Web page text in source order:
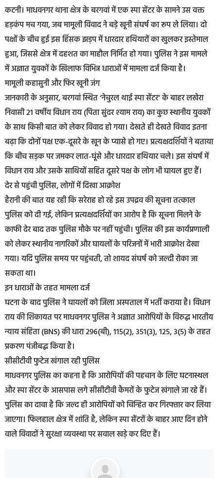
कटनी। माधवनगर थाना क्षेत्र के बरगवां में एक स्पा सेंटर के सामने उस वक्त
हड़कंप मच गया, जब मामूली विवाद ने बड़े खूनी संघर्ष का रूप ले लिया। दो
पक्षों के बीच हुई इस हिंसक झड़प में धारदार हथियारों का खुलकर इस्तेमाल
हुआ, जिससे क्षेत्र में दहशत का माहौल निर्मित हो गया। पुलिस ने इस मामले
में अज्ञात युवकों के खिलाफ विभिन्न धाराओं में मामला दर्ज किया है।
मामूली कहासुनी और फिर खूनी जंग
जानकारी के अनुसार, बरगवां स्थित ‘नेचुरल थाई स्पा सेंटर’ के बाहर लखेरा
निवासी 21 वर्षीय विधान राय (पिता सुंदर श्याम राय) का कुछ स्थानीय युवकों
के साथ किसी बात को लेकर विवाद हो गया। देखते ही देखते विवाद इतना
बढ़ा कि दोनों पक्ष एक-दूसरे के खून के प्यासे हो गए। प्रत्यक्षदर्शियों ने बताया
कि बीच सड़क पर जमकर लात-घूंसे और धारदार हथियार चले। इस संघर्ष में
विधान राय और उसके साथियों सहित दूसरे पक्ष के लोग भी घायल हुए हैं।
देर से पहुंची पुलिस, लोगों में दिखा आक्रोश
हैरानी की बात यह रही कि सरेराह हो रहे इस उपद्रव की सूचना तत्काल
पुलिस को दी गई, लेकिन प्रत्यक्षदर्शियों का आरोप है कि सूचना मिलने के
काफी देर बाद तक पुलिस मौके पर नहीं पहुंची। पुलिस की इस कार्यप्रणाली
को लेकर स्थानीय नागरिकों और घायलों के परिजनों में भारी आक्रोश देखा
गया। यदि पुलिस समय पर पहुंचती, तो शायद संघर्ष को जल्दी रोका जा
सकता था।
इन धाराओं के तहत मामला दर्ज
घटना के बाद पुलिस ने घायलों को जिला अस्पताल में भर्ती कराया है। विधान
राय की शिकायत पर माधवनगर पुलिस ने अज्ञात आरोपियों के विरुद्ध भारतीय
न्याय संहिता (BNS) की धारा 296(बी), 115(2), 351(3), 125, 3(5) के तहत
प्रकरण पंजीबद्ध किया है।
सीसीटीवी फुटेज खंगाल रही पुलिस
माधवनगर पुलिस का कहना है कि आरोपियों की पहचान के लिए घटनास्थल
और स्पा सेंटर के आसपास लगे सीसीटीवी कैमरों के फुटेज खंगाले जा रहे हैं।
पुलिस का दावा है कि जल्द ही आरोपियों को चिन्हित कर गिरफ्तार कर लिया
जाएगा। फिलहाल क्षेत्र में शांति है, लेकिन स्पा सेंटरों के बाहर आए दिन होने
वाले विवादों ने सुरक्षा व्यवस्था पर सवाल खड़े कर दिए हैं।